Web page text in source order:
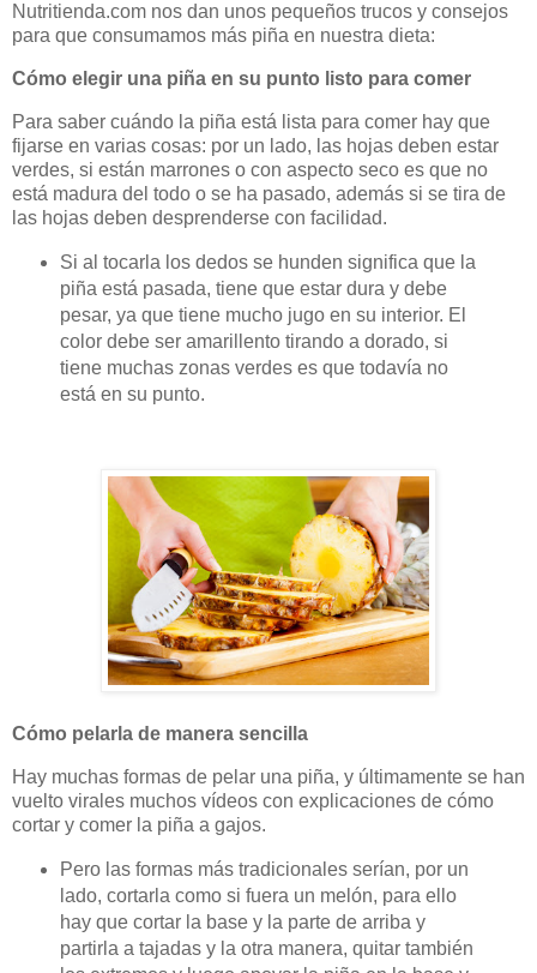
Nutritienda.com nos dan unos pequeños trucos y consejos
para que consumamos más piña en nuestra dieta:
Cómo elegir una piña en su punto listo para comer
Para saber cuándo la piña está lista para comer hay que
fijarse en varias cosas: por un lado, las hojas deben estar
verdes, si están marrones o con aspecto seco es que no
está madura del todo o se ha pasado, además si se tira de
las hojas deben desprenderse con facilidad.
Si al tocarla los dedos se hunden significa que la
piña está pasada, tiene que estar dura y debe
pesar, ya que tiene mucho jugo en su interior. El
color debe ser amarillento tirando a dorado, si
tiene muchas zonas verdes es que todavía no
está en su punto.
Cómo pelarla de manera sencilla
Hay muchas formas de pelar una piña, y últimamente se han
vuelto virales muchos vídeos con explicaciones de cómo
cortar y comer la piña a gajos.
Pero las formas más tradicionales serían, por un
lado, cortarla como si fuera un melón, para ello
hay que cortar la base y la parte de arriba y
partirla a tajadas y la otra manera, quitar también